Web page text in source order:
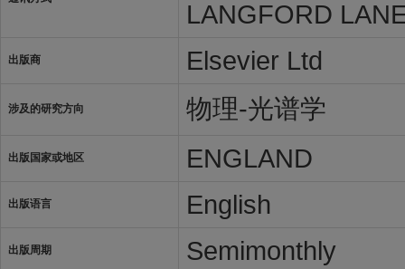
LANGFORD
出版商 Elsevier Ltd
涉及的研究方向 物理-光谱学
出版国家或地区 ENGLAND
出版语言 English
出版周期 Semimonthly